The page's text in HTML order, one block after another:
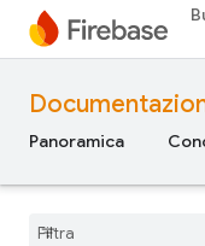
Panoramica